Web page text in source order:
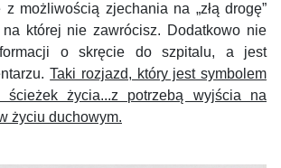
możliwością zjechania na „złą drogę”
której nie zawrócisz. Dodatkowo nie
o skręcie do szpitalu, a jest
Taki rozjazd, który jest symbolem
ścieżek życia...z potrzebą wyjścia na
życiu duchowym.